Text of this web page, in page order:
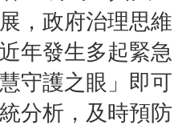
，政府治理思維
年發生多起緊急
守護之眼」即可
分析，及時預防